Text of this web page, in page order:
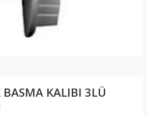
BASMA KALIBI 3LÜ